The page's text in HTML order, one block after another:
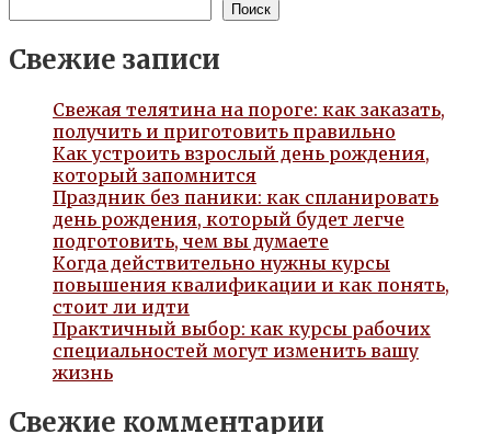
Поиск
Свежие записи
Свежая телятина на пороге: как заказать,
получить и приготовить правильно
Как устроить взрослый день рождения,
который запомнится
Праздник без паники: как спланировать
день рождения, который будет легче
подготовить, чем вы думаете
Когда действительно нужны курсы
повышения квалификации и как понять,
стоит ли идти
Практичный выбор: как курсы рабочих
специальностей могут изменить вашу
жизнь
Свежие комментарии